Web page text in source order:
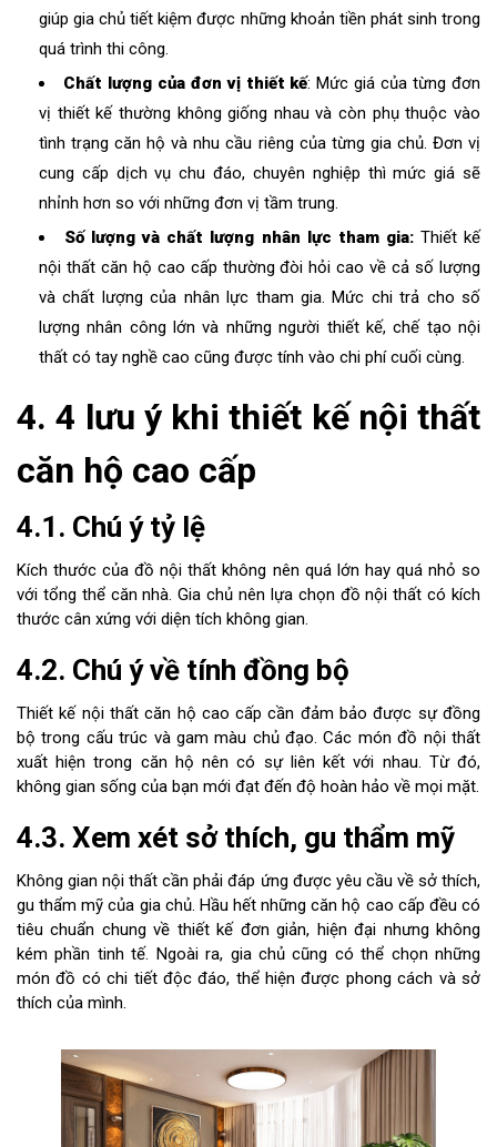
giúp gia chủ tiết kiệm được những khoản tiền phát sinh trong
quá trình thi công.
Chất lượng của đơn vị thiết kế: Mức giá của từng đơn
vị thiết kế thường không giống nhau và còn phụ thuộc vào
tình trạng căn hộ và nhu cầu riêng của từng gia chủ. Đơn vị
cung cấp dịch vụ chu đáo, chuyên nghiệp thì mức giá sẽ
nhỉnh hơn so với những đơn vị tầm trung.
Số lượng và chất lượng nhân lực tham gia:Thiết kế
nội thất căn hộ cao cấp thường đòi hỏi cao về cả số lượng
và chất lượng của nhân lực tham gia. Mức chi trả cho số
lượng nhân công lớn và những người thiết kế, chế tạo nội
thất có tay nghề cao cũng được tính vào chi phí cuối cùng.
4. 4 lưu ý khi thiết kế nội thất
căn hộ cao cấp
4.1. Chú ý tỷ lệ
Kích thước của đồ nội thất không nên quá lớn hay quá nhỏ so
với tổng thể căn nhà. Gia chủ nên lựa chọn đồ nội thất có kích
thước cân xứng với diện tích không gian.
4.2. Chú ý về tính đồng bộ
Thiết kế nội thất căn hộ cao cấp cần đảm bảo được sự đồng
bộ trong cấu trúc và gam màu chủ đạo. Các món đồ nội thất
xuất hiện trong căn hộ nên có sự liên kết với nhau. Từ đó,
không gian sống của bạn mới đạt đến độ hoàn hảo về mọi mặt.
4.3. Xem xét sở thích, gu thẩm mỹ
Không gian nội thất cần phải đáp ứng được yêu cầu về sở thích,
gu thẩm mỹ của gia chủ. Hầu hết những căn hộ cao cấp đều có
tiêu chuẩn chung về thiết kế đơn giản, hiện đại nhưng không
kém phần tinh tế. Ngoài ra, gia chủ cũng có thể chọn những
món đồ có chi tiết độc đáo, thể hiện được phong cách và sở
thích của mình.